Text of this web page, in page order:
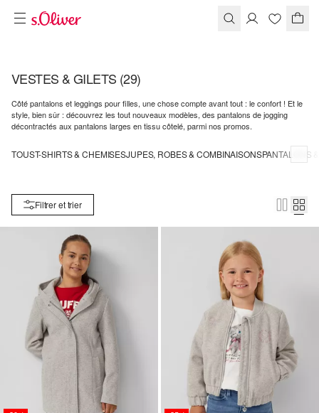
VESTES & GILETS (29)
Côté pantalons et leggings pour filles, une chose compte avant tout : le confort ! Et le
style, bien sûr : découvrez les tout nouveaux modèles, des pantalons de jogging
décontractés aux pantalons larges en tissu côtelé, parmi nos promos.
TOUST-SHIRTS & CHEMISESJUPES, ROBES & COMBINAISONSPANTALONS
Filtrer et trier